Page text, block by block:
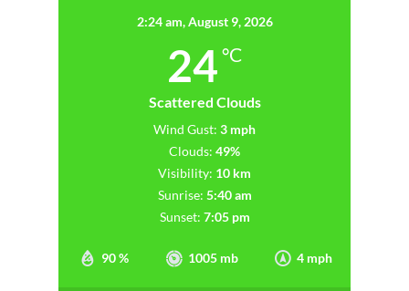
2:24 am,August 9, 2026
24 °C
Scattered Clouds
90 % 1005 mb 4 mph
Wind Gust: 3 mph
Clouds: 49%
Visibility: 10 km
Sunrise: 5:40 am
Sunset: 7:05 pm